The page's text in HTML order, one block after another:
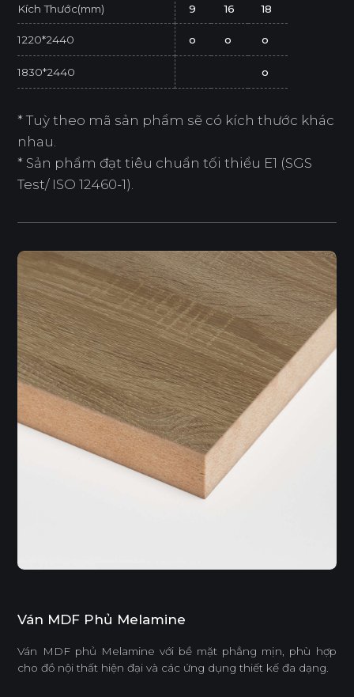
Kích Thước(mm) 9 16 18
1220*2440 o o o
1830*2440 o
* Tuỳ theo mã sản phẩm sẽ có kích thước khác
nhau.
* Sản phẩm đạt tiêu chuẩn tối thiểu E1 (SGS
Test/ ISO 12460-1).
Ván MDF Phủ Melamine
Ván MDF phủ Melamine với bề mặt phẳng mịn, phù hợp
cho đồ nội thất hiện đại và các ứng dụng thiết kế đa dạng.